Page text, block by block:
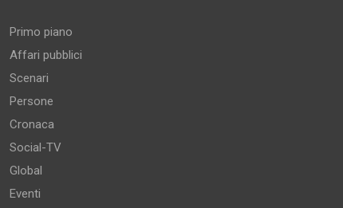
Primo piano
Affari pubblici
Scenari
Persone
Cronaca
Social-TV
Global
Eventi